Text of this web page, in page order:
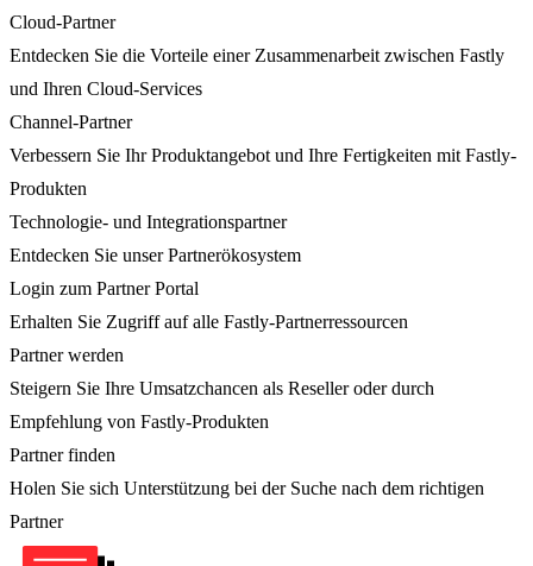
Cloud-Partner
Entdecken Sie die Vorteile einer Zusammenarbeit zwischen Fastly
und Ihren Cloud-Services
Channel-Partner
Verbessern Sie Ihr Produktangebot und Ihre Fertigkeiten mit Fastly-
Produkten
Technologie- und Integrationspartner
Entdecken Sie unser Partnerökosystem
Login zum Partner Portal
Erhalten Sie Zugriff auf alle Fastly-Partnerressourcen
Partner werden
Steigern Sie Ihre Umsatzchancen als Reseller oder durch
Empfehlung von Fastly-Produkten
Partner finden
Holen Sie sich Unterstützung bei der Suche nach dem richtigen
Partner